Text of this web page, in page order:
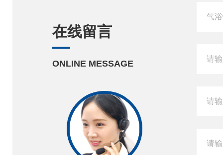
在线留言
ONLINE MESSAGE